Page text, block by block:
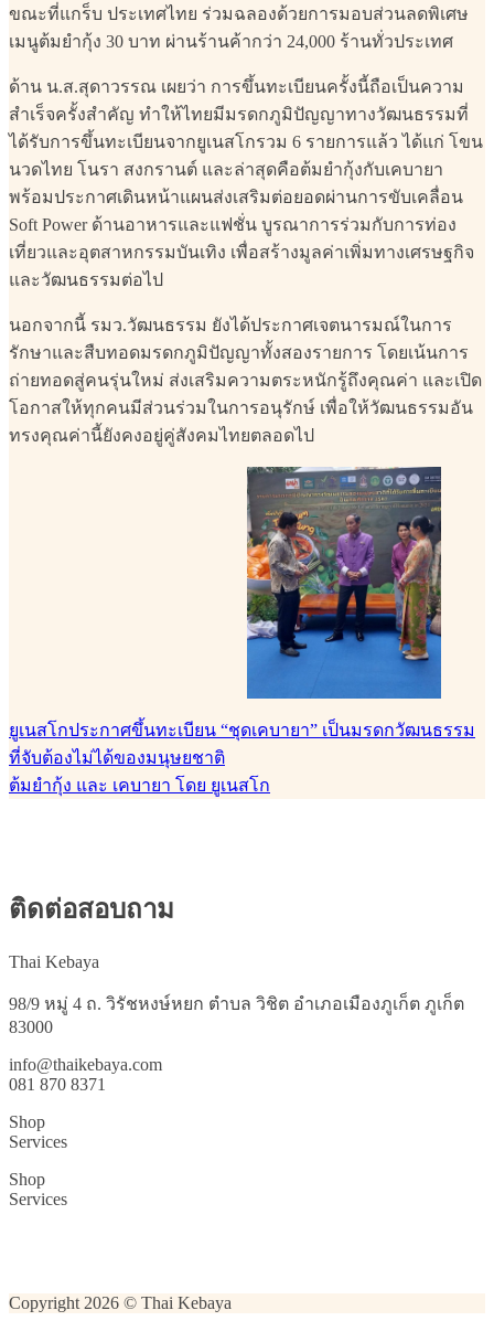
ขณะที่แกร็บ ประเทศไทย ร่วมฉลองด้วยการมอบส่วนลดพิเศษ
เมนูต้มยำกุ้ง 30 บาท ผ่านร้านค้ากว่า 24,000 ร้านทั่วประเทศ
ด้าน น.ส.สุดาวรรณ เผยว่า การขึ้นทะเบียนครั้งนี้ถือเป็นความ
สำเร็จครั้งสำคัญ ทำให้ไทยมีมรดกภูมิปัญญาทางวัฒนธรรมที่
ได้รับการขึ้นทะเบียนจากยูเนสโกรวม 6 รายการแล้ว ได้แก่ โขน
นวดไทย โนรา สงกรานต์ และล่าสุดคือต้มยำกุ้งกับเคบายา
พร้อมประกาศเดินหน้าแผนส่งเสริมต่อยอดผ่านการขับเคลื่อน
Soft Power ด้านอาหารและแฟชั่น บูรณาการร่วมกับการท่อง
เที่ยวและอุตสาหกรรมบันเทิง เพื่อสร้างมูลค่าเพิ่มทางเศรษฐกิจ
และวัฒนธรรมต่อไป
นอกจากนี้ รมว.วัฒนธรรม ยังได้ประกาศเจตนารมณ์ในการ
รักษาและสืบทอดมรดกภูมิปัญญาทั้งสองรายการ โดยเน้นการ
ถ่ายทอดสู่คนรุ่นใหม่ ส่งเสริมความตระหนักรู้ถึงคุณค่า และเปิด
โอกาสให้ทุกคนมีส่วนร่วมในการอนุรักษ์ เพื่อให้วัฒนธรรมอัน
ทรงคุณค่านี้ยังคงอยู่คู่สังคมไทยตลอดไป
ยูเนสโกประกาศขึ้นทะเบียน “ชุดเคบายา” เป็นมรดกวัฒนธรรม
ที่จับต้องไม่ได้ของมนุษยชาติ
ต้มยำกุ้ง และ เคบายา โดย ยูเนสโก
ติดต่อสอบถาม
Thai Kebaya
98/9 หมู่ 4 ถ. วิรัชหงษ์หยก ตำบล วิชิต อำเภอเมืองภูเก็ต ภูเก็ต
83000
info@thaikebaya.com
081 870 8371
Shop
Services
Shop
Services
Copyright 2026 © Thai Kebaya